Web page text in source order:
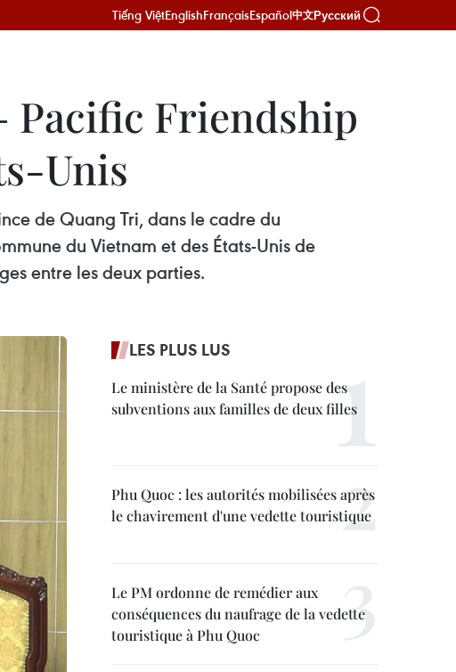
Tiếng ViệtEnglishFrançaisEspañol中文Русский
Pacific Friendship
Unis
de Quang Tri, dans le cadre du
du Vietnam et des États-Unis de
entre les deux parties.
LES PLUS LUS
Le ministère de la Santé propose des
subventions aux familles de deux filles
Phu Quoc : les autorités mobilisées après
le chavirement d'une vedette touristique
Le PM ordonne de remédier aux
conséquences du naufrage de la vedette
touristique à Phu Quoc